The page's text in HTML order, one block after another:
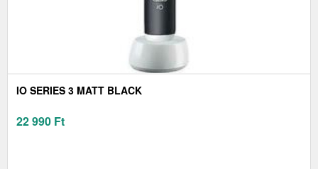
IO SERIES 3 MATT BLACK
22 990 Ft